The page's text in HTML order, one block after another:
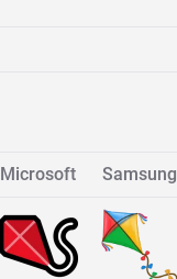
Microsoft Samsung